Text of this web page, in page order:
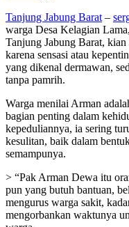
Tanjung Jabung Barat –
warga Desa Kelagian
Tanjung Jabung Barat,
karena sensasi atau
yang dikenal dermawan,
tanpa pamrih.
Warga menilai Arman
bagian penting dalam
kepeduliannya, ia sering
kesulitan, baik dalam
semampunya.
> “Pak Arman Dewa itu
pun yang butuh bantuan,
mengurus warga sakit,
mengorbankan waktunya